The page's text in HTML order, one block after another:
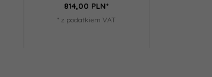
814,00 PLN*
* z podatkiem VAT